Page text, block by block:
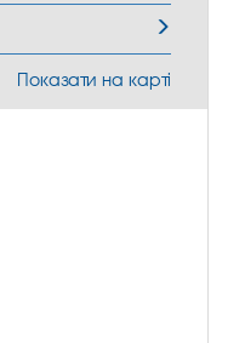
Показати на карті